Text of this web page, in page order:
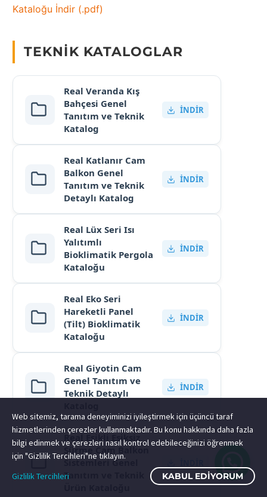
Kataloğu İndir (.pdf)
TEKNIK KATALOGLAR
Real Veranda Kış
Bahçesi Genel
Tanıtım ve Teknik
Katalog
İNDIR
Real Katlanır Cam
Balkon Genel
Tanıtım ve Teknik
Detaylı Katalog
İNDIR
Real Lüx Seri Isı
Yalıtımlı
Bioklimatik Pergola
Kataloğu
İNDIR
Real Eko Seri
Hareketli Panel
(Tilt) Bioklimatik
Kataloğu
İNDIR
Real Giyotin Cam
Genel Tanıtım ve
Teknik Detaylı
İNDIR
Real Eşikli Eşiksiz
Sürme Cam Balkon
Sistemleri Genel
Tanıtım ve Teknik
Web sitemiz, tarama deneyiminizi iyileştirmek için üçüncü taraf
hizmetlerinden çerezler kullanmaktadır. Bu konu hakkında daha fazla
bilgi edinmek ve çerezleri nasıl kontrol edebileceğinizi öğrenmek
için "Gizlilik Tercihleri"ne tıklayın.
Gizlilik Tercihleri
KABUL EDIYORUM